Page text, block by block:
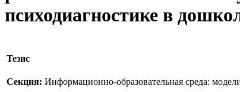
психодиагностике в
Тезис
Секция: Информационно-образовательная среда: